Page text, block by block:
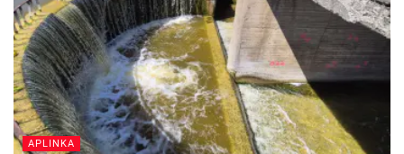
pavasario žiedų iki rudens sezono pabaigos
2026-08-07
Rokiškyje užbaigtas remontuoti Respublikos
gatvės dviračių ir pėsčiųjų takas
2026-08-07
APLINKA